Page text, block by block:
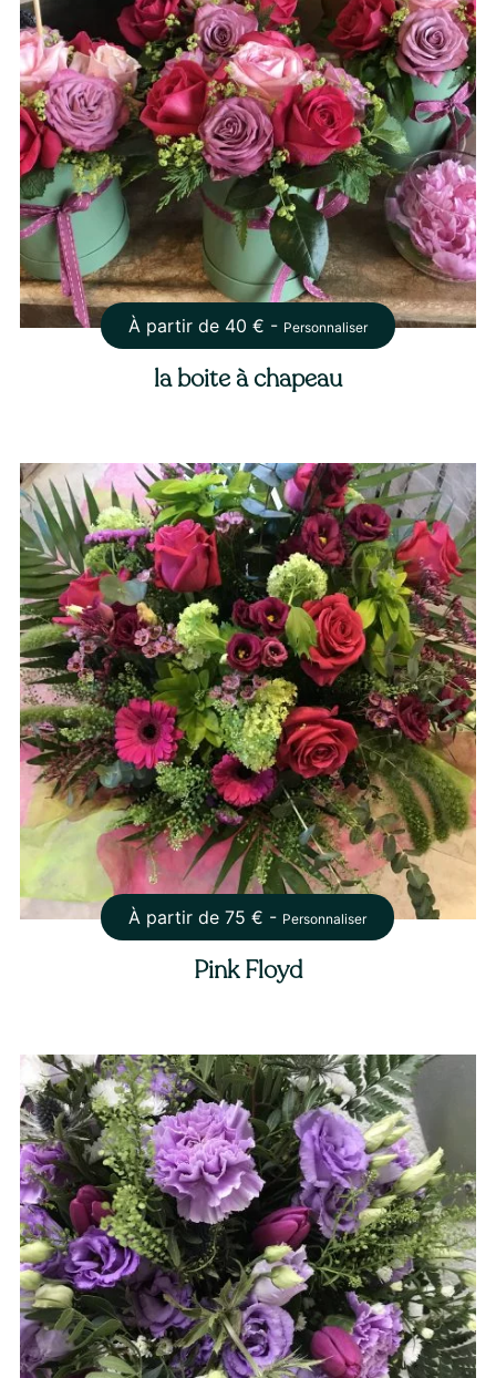
À partir de 40 € - Personnaliser
la boite à chapeau
À partir de75 € - Personnaliser
Pink Floyd